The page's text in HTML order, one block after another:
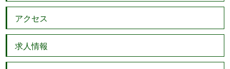
アクセス
求人情報